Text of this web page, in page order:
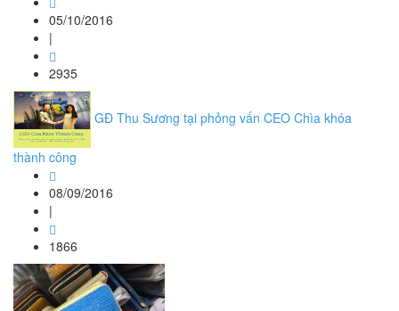
05/10/2016
|
2935
GĐ Thu Sương tại phỏng vấn CEO Chìa khóa
thành công
08/09/2016
|
1866